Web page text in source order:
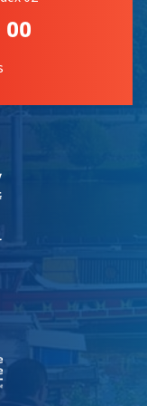
00
, Ouvre une nouvelle
, Ouvre une nouvelle